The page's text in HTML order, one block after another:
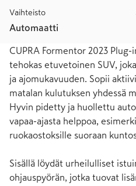
Vaihteisto
Automaatti
CUPRA Formentor 2023
tehokas etuvetoinen SUV,
ja ajomukavuuden. Sopii
matalan kulutuksen yhdessä
Hyvin pidetty ja huollettu
vapaa-ajasta helppoa,
ruokaostoksille suoraan
Sisällä löydät urheilulliset
ohjauspyörän, jotka tuovat